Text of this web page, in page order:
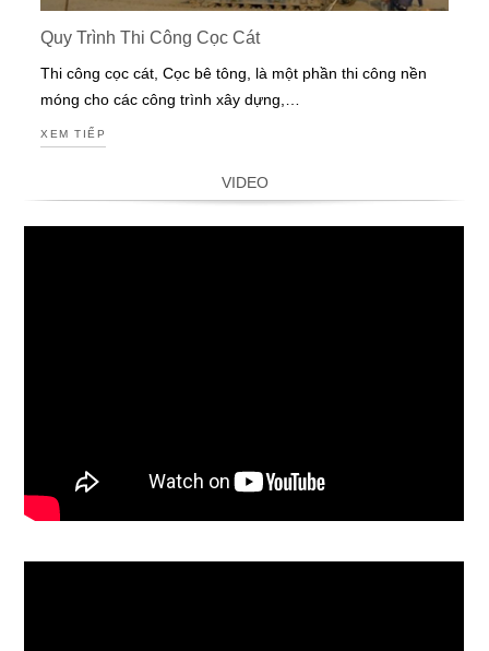
Quy Trình Thi Công Cọc Cát
Thi công cọc cát, Cọc bê tông, là một phần thi công nền
móng cho các công trình xây dựng,…
XEM TIẾP
VIDEO